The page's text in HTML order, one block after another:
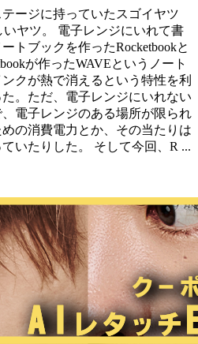
ージに持っていたスゴイヤツ
ヤツ。 電子レンジにいれて書
トブックを作ったRocketbookと
が作ったWAVEというノート
クが熱で消えるという特性を利
。ただ、電子レンジにいれない
電子レンジのある場所が限られ
の消費電力とか、その当たりは
いたりした。 そして今回、R ...